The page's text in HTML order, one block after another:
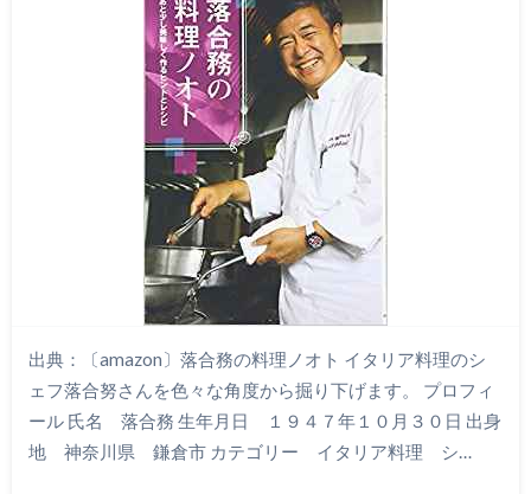
出典：〔amazon〕落合務の料理ノオト イタリア料理のシ
ェフ落合努さんを色々な角度から掘り下げます。 プロフィ
ール 氏名 落合務 生年月日 １９４７年１０月３０日 出身
地 神奈川県 鎌倉市 カテゴリー イタリア料理 シ…